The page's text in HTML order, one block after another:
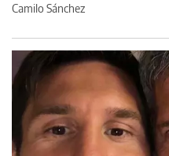
Camilo Sánchez